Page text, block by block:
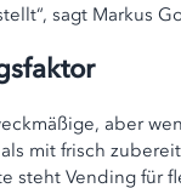
sagt Markus
aber
mit frisch
steht Vending für